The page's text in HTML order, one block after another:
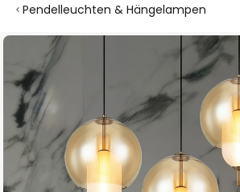
Pendelleuchten & Hängelampen
Zum
Ende
der
Bildgalerie
springen